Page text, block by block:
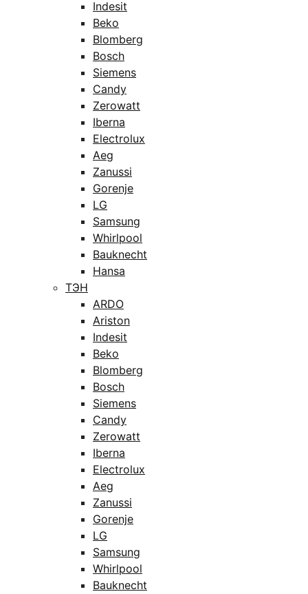
Indesit
Beko
Blomberg
Bosch
Siemens
Candy
Zerowatt
Iberna
Electrolux
Aeg
Zanussi
Gorenje
LG
Samsung
Whirlpool
Bauknecht
Hansa
ТЭН
ARDO
Ariston
Indesit
Beko
Blomberg
Bosch
Siemens
Candy
Zerowatt
Iberna
Electrolux
Aeg
Zanussi
Gorenje
LG
Samsung
Whirlpool
Bauknecht